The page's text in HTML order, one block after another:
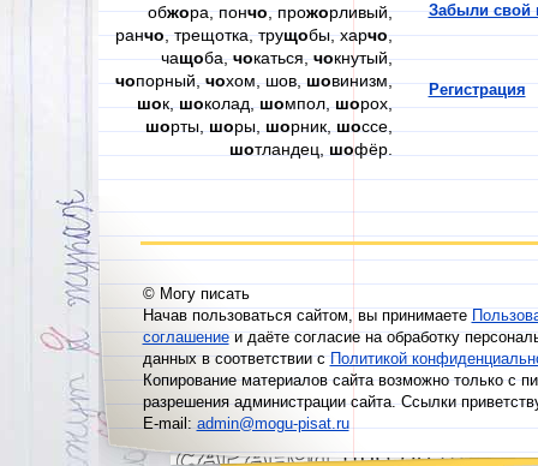
обжора, пончо, прожорливый,
ранчо, трещотка, трущобы, харчо,
чащоба,чокаться,чокнутый,
чопорный,чохом, шов,шовинизм,
шок,шоколад,шомпол,шорох,
шорты, шоры, шорник, шоссе,
шотландец, шофёр.
Забыли свой
Регистрация
© Могу писать
Начав пользоваться сайтом, вы принимаете
соглашениеи даёте согласие на обработку
данных в соответствии сПолитикой
Копирование материалов сайта возможно только с
разрешения администрации сайта. Ссылки
E-mail:admin@mogu-pisat.ru